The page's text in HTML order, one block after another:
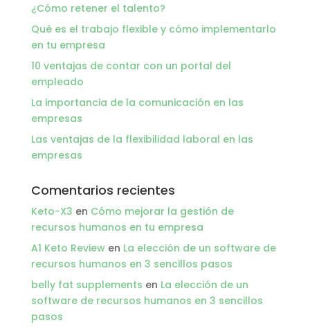
¿Cómo retener el talento?
Qué es el trabajo flexible y cómo implementarlo
en tu empresa
10 ventajas de contar con un portal del
empleado
La importancia de la comunicación en las
empresas
Las ventajas de la flexibilidad laboral en las
empresas
Comentarios recientes
Keto-X3 en Cómo mejorar la gestión de
recursos humanos en tu empresa
A1 Keto Reviewen La elección de un software de
recursos humanos en 3 sencillos pasos
belly fat supplements en La elección de un
software de recursos humanos en 3 sencillos
pasos